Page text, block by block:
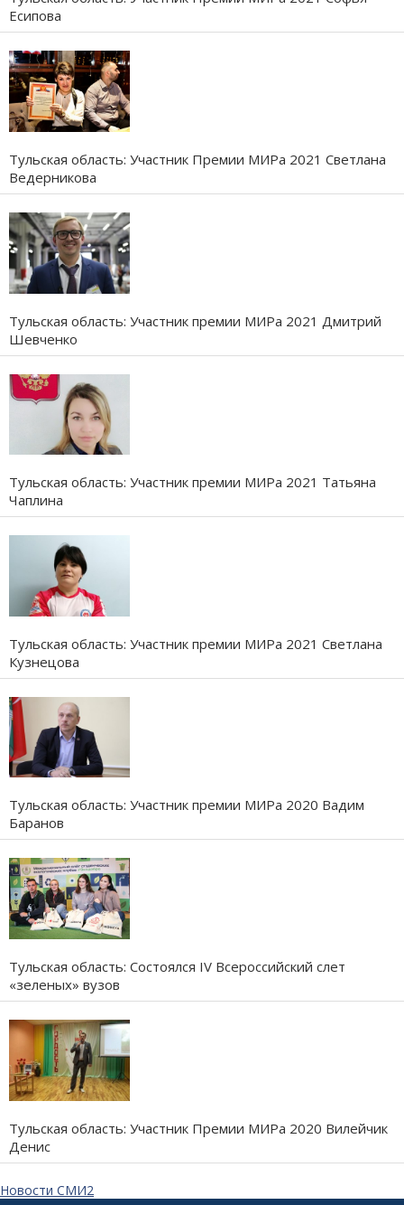
Есипова
Тульская область: Участник Премии МИРа 2021 Светлана
Ведерникова
Тульская область: Участник премии МИРа 2021 Дмитрий
Шевченко
Тульская область: Участник премии МИРа 2021 Татьяна
Чаплина
Тульская область: Участник премии МИРа 2021 Светлана
Кузнецова
Тульская область: Участник премии МИРа 2020 Вадим
Баранов
Тульская область: Состоялся IV Всероссийский слет
«зеленых» вузов
Тульская область: Участник Премии МИРа 2020 Вилейчик
Денис
Новости СМИ2